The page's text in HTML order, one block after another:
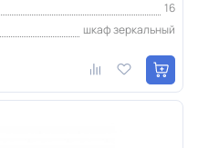
16
шкаф зеркальный